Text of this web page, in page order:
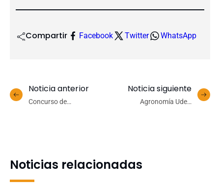
Compartir Facebook Twitter WhatsApp
Noticia anterior
Concurso de
Noticia siguiente
Agronomía UdeC
Noticias relacionadas